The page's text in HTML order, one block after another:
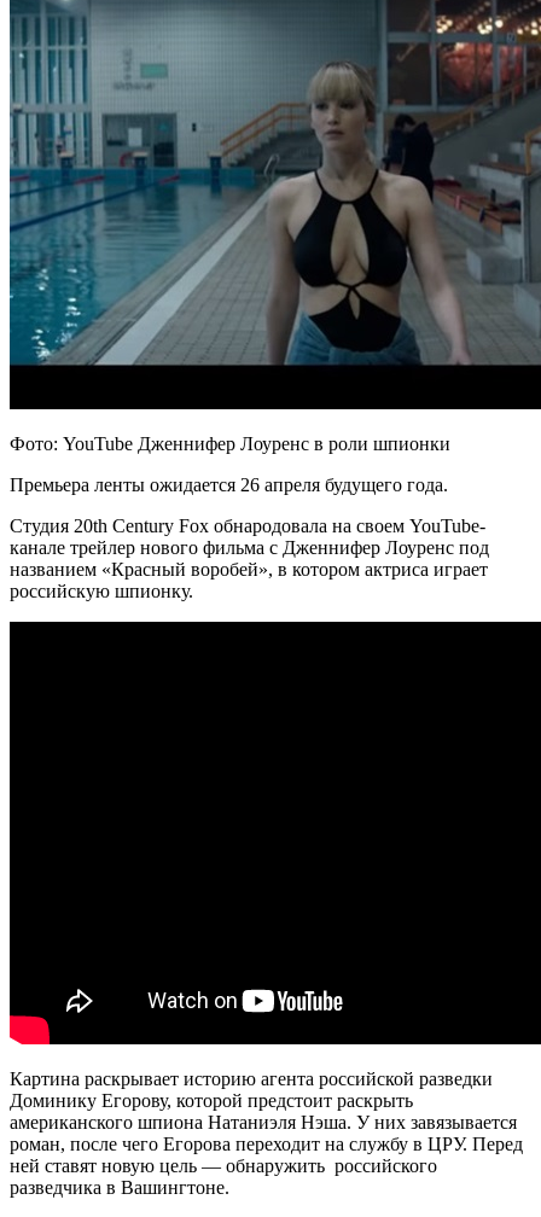
Фото: YouTube Дженнифер Лоуренс в роли шпионки
Премьера ленты ожидается 26 апреля будущего года.
Студия 20th Century Fox обнародовала на своем YouTube-
канале трейлер нового фильма с Дженнифер Лоуренс под
названием «Красный воробей», в котором актриса играет
российскую шпионку.
Картина раскрывает историю агента российской разведки
Доминику Егорову, которой предстоит раскрыть
американского шпиона Натаниэля Нэша. У них завязывается
роман, после чего Егорова переходит на службу в ЦРУ. Перед
ней ставят новую цель — обнаружить российского
разведчика в Вашингтоне.